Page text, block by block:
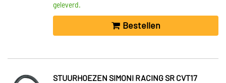
geleverd.
Bestellen
STUURHOEZEN SIMONI RACING SR CVT17